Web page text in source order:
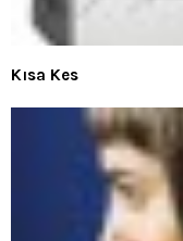
Kısa Kes